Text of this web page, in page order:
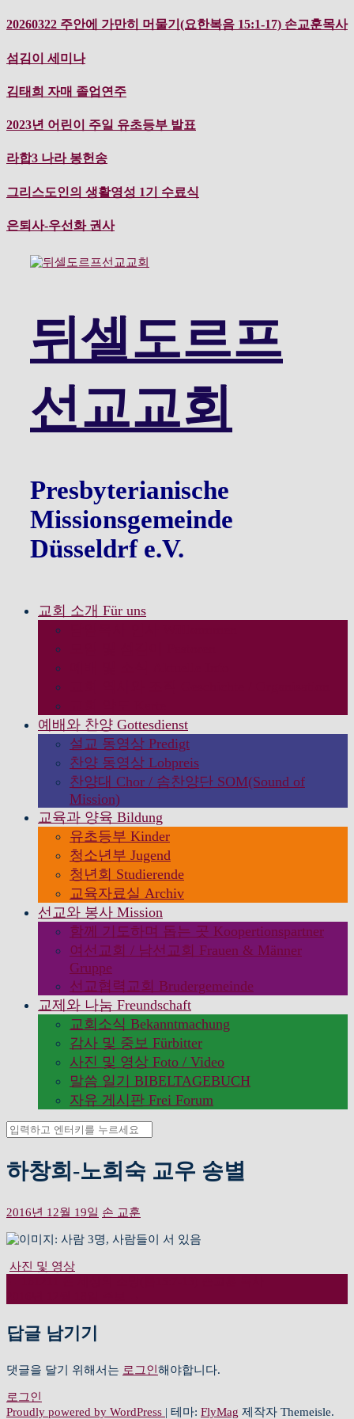
컨
츠
로
바
로
기
20260322 주안에 가만히 머물기(요한복음 15:1-17) 손교훈목사
섬김이 세미나
김태희 자매 졸업연주
2023년 어린이 주일 유초등부 발표
라합3 나라 봉헌송
그리스도인의 생활영성 1기 수료식
은퇴사-우선화 권사
뒤셀도르프
선교교회
Presbyterianische
Missionsgemeinde
Düsseldrf e.V.
교회 소개 Für uns
예배와 찬양 Gottesdienst
설교 동영상 Predigt
찬양 동영상 Lobpreis
찬양대 Chor / 솜찬양단 SOM(Sound of
Mission)
교육과 양육 Bildung
유초등부 Kinder
청소년부 Jugend
청년회 Studierende
교육자료실 Archiv
선교와 봉사 Mission
함께 기도하며 돕는 곳 Koopertionspartner
여선교회 / 남선교회 Frauen & Männer
Gruppe
선교협력교회 Brudergemeinde
교제와 나눔 Freundschaft
교회소식 Bekanntmachung
감사 및 중보 Fürbitter
사진 및 영상 Foto / Video
말씀 일기 BIBELTAGEBUCH
자유 게시판 Frei Forum
검
하창희-노희숙 교우 송별
2016년 12월 19일 손 교훈
사진 및 영상
비
게
이
답글 남기기
댓글을 달기 위해서는 로그인 해야합니다.
로그인
Proudly powered by WordPress | 테마: FlyMag 제작자 Themeisle.